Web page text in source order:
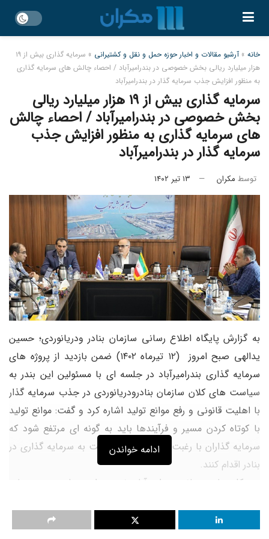
خانه » آرشیو مقالات و اخبار حوزه حمل و نقل و کشتیرانی »
سرمایه گذاری بیش از ۱۹
هزار میلیارد ریالی بخش خصوصی در بندرامیرآباد / احصاء چالش های سرمایه گذاری
به منظور افزایش جذب سرمایه گذار در بندرامیرآباد
سرمایه گذاری بیش از ۱۹ هزار میلیارد ریالی
بخش خصوصی در بندرامیرآباد / احصاء چالش
های سرمایه گذاری به منظور افزایش جذب
سرمایه گذار در بندرامیرآباد
توسط مکران ۱۳ تیر ۱۴۰۲
به گزارش پایگاه اطلاع رسانی سازمان بنادر ودریانوردی؛ حسین
یدالهی صبح امروز (۱۲ تیرماه ۱۴۰۲) ضمن بازدید از پروژه های
سرمایه گذاری بندرامیرآباد در جلسه ای با مسئولین این بندر به
سیاست های کلان سازمان بنادرودریانوردی در جذب سرمایه گذار
با اهلیت قانونی و رفع موانع تولید اشاره کرد و گفت: موانع تولید
با کوتاه کردن مسیر و فرآیندها باید به گونه ای مرتفع شود که
سرمایه گذاران با رغبت و طیب خاطر نسبت به سرمایه گذاری در
بنادر اقدام کنند.
مدیرکل بنادرودریانوردی امیرآباد نیز در این جلسه به سرمایه
ادامه خواندن